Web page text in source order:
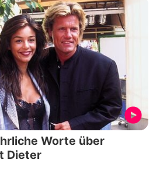
Worte über
Dieter